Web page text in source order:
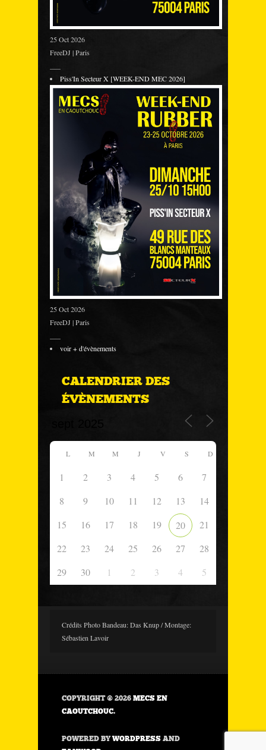
25 Oct 2026
FreeDJ | Paris
Piss'In Secteur X [WEEK-END MEC 2026]
25 Oct 2026
FreeDJ | Paris
voir + d'évènements
CALENDRIER DES
ÉVÈNEMENTS
L M M J V S D
1 2 3 4 5 6
7
8
9 10 11 12 13
14
15
16 17 18 19 20
21
22
23 24 25 26 27
28
29
30 1 2 3 4 5
Crédits Photo Bandeau: Das Knup / Montage:
Sébastien Lavoir
COPYRIGHT © 2026 MECS EN
CAOUTCHOUC.
POWERED BYWORDPRESS AND